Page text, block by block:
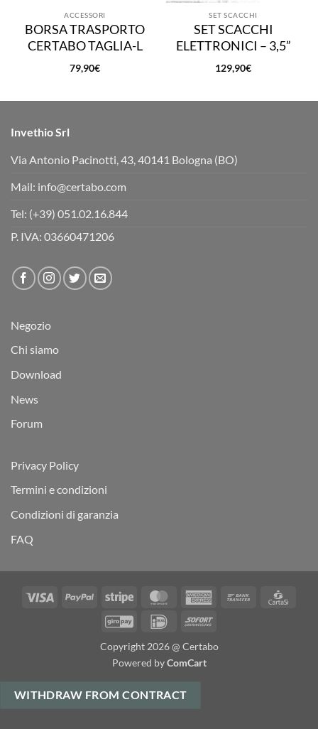
ACCESSORI
BORSA TRASPORTO
CERTABO TAGLIA-L
79,90€
SET SCACCHI
SET SCACCHI
ELETTRONICI – 3,5”
129,90€
Invethio Srl
Via Antonio Pacinotti, 43, 40141 Bologna (BO)
Mail: info@certabo.com
Tel: (+39) 051.02.16.844
P. IVA: 03660471206
Negozio
Chi siamo
Download
News
Forum
Privacy Policy
Termini e condizioni
Condizioni di garanzia
FAQ
Visa PayPal Stripe MasterCardAmerican
Bank
GiroPay IDeal Sofort
Copyright 2026 @ Certabo
Powered byComCart
WITHDRAW FROM CONTRACT